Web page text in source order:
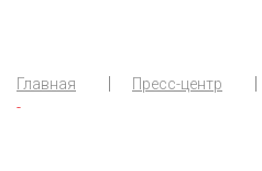
Главная Пресс-центр
-